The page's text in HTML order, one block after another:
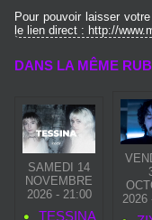
Pour pouvoir laisser
le lien direct : http://
DANS LA MÊME
SAMEDI 14
NOVEMBRE
2026 - 21:00
TESSINA
2026